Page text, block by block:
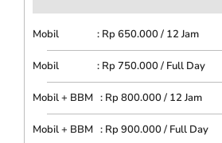
Mobil : Rp 650.000 / 12 Jam
Mobil : Rp 750.000 / Full Day
Mobil + BBM : Rp 800.000 / 12 Jam
Mobil + BBM : Rp 900.000 / Full Day